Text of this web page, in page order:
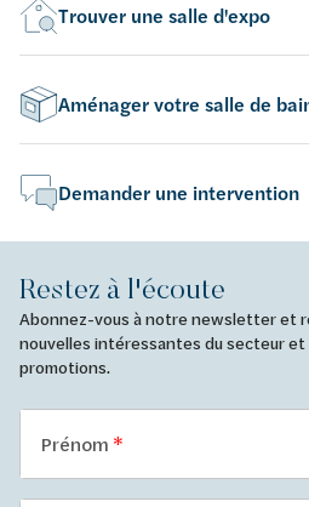
Trouver une salle d'expo
Aménager votre salle de
Demander une intervention
Restez à l'écoute
Abonnez-vous à notre newsletter et
nouvelles intéressantes du secteur
promotions.
Prénom